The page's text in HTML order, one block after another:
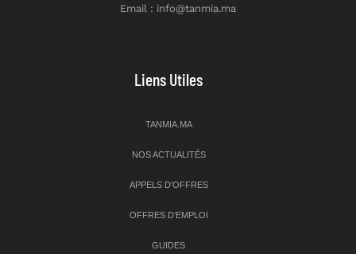
Email : info@tanmia.ma
Liens Utiles
TANMIA.MA
NOS ACTUALITÉS
APPELS D’OFFRES
OFFRES D’EMPLOI
GUIDES